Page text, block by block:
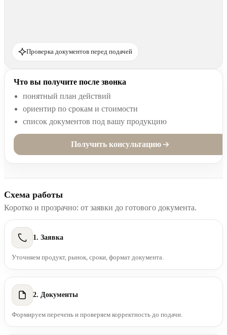
Проверка документов перед подачей
Что вы получите после звонка
понятный план действий
ориентир по срокам и стоимости
список документов под вашу продукцию
Получить консультацию
Схема работы
Коротко и прозрачно: от заявки до готового документа.
1. Заявка
Уточняем продукт, рынок, сроки, формат документа.
2. Документы
Формируем перечень и проверяем корректность до подачи.